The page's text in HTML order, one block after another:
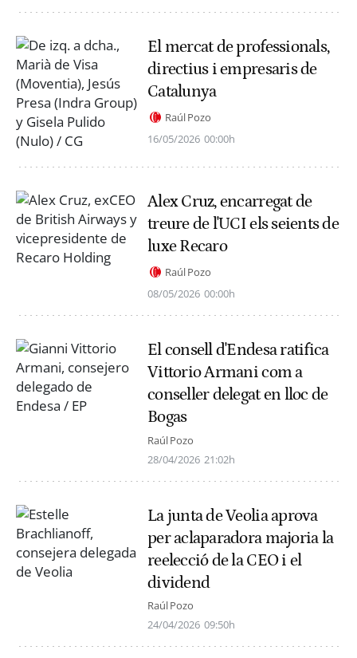
El mercat de professionals,
directius i empresaris de
Catalunya
Raúl Pozo
16/05/2026 00:00h
Alex Cruz, encarregat de
treure de l'UCI els seients de
luxe Recaro
Raúl Pozo
08/05/2026 00:00h
El consell d'Endesa ratifica
Vittorio Armani com a
conseller delegat en lloc de
Bogas
Raúl Pozo
28/04/2026 21:02h
La junta de Veolia aprova
per aclaparadora majoria la
reelecció de la CEO i el
dividend
Raúl Pozo
24/04/2026 09:50h